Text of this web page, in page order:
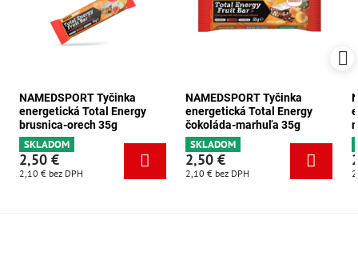
NAMEDSPORT Tyčinka
energetická Total Energy
brusnica-orech 35g
SKLADOM
2,50 €
2,10 € bez DPH
NAMEDSPORT Tyčinka
energetická Total Energy
čokoláda-marhuľa 35g
SKLADOM
2,50 €
2,10 € bez DPH